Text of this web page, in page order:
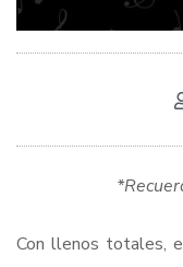
Con llenos totales,